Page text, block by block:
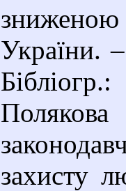
України.
захисту